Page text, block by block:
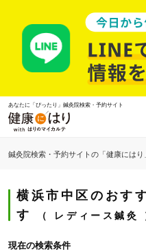
あなたに「ぴったり」鍼灸院検索・予約サイト
鍼灸院検索・予約サイトの「健康にはり
横浜市中区のおす
す
レディース鍼灸
現在の検索条件